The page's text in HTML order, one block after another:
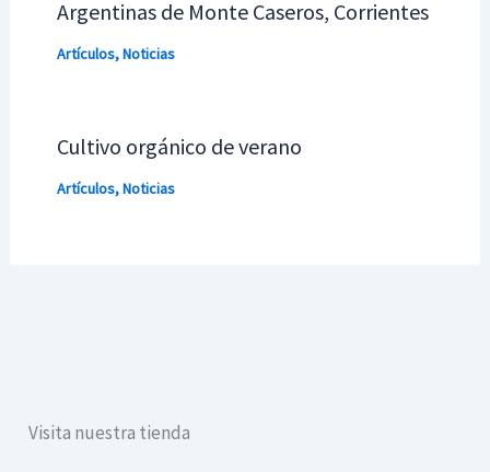
Argentinas de Monte Caseros, Corrientes
Artículos,Noticias
Cultivo orgánico de verano
Artículos,Noticias
Visita nuestra tienda